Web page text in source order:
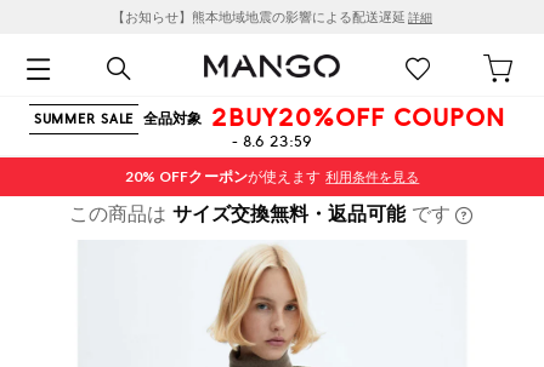
【お知らせ】熊本地域地震の影響による配送遅延 詳細
SUMMER SALE 全品対象 2BUY20%OFF COUPON
- 8.6 23:59
20% OFFクーポンが使えます 利用条件を見る
この商品は サイズ交換無料・返品可能 です